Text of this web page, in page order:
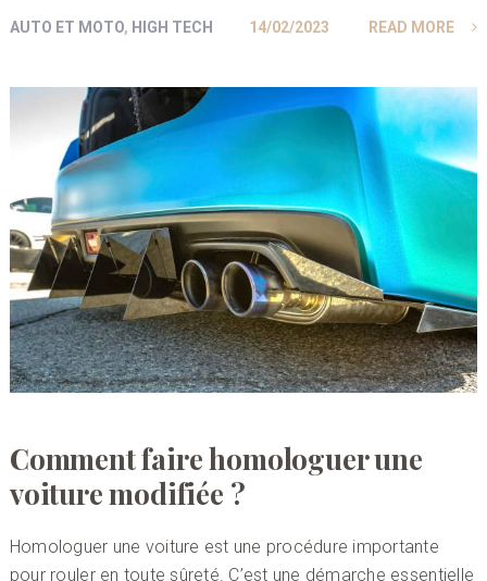
AUTO ET MOTO, HIGH TECH 14/02/2023 READ MORE
Comment faire homologuer une
voiture modifiée ?
Homologuer une voiture est une procédure importante
pour rouler en toute sûreté. C’est une démarche essentielle